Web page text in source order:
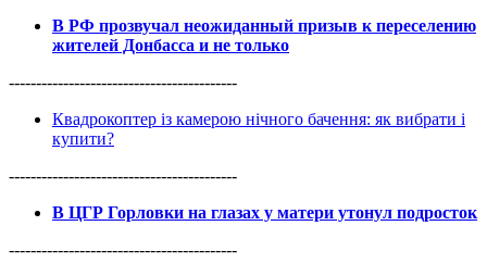
В РФ прозвучал неожиданный призыв к переселению
жителей Донбасса и не только
------------------------------------------
Квадрокоптер із камерою нічного бачення: як вибрати і
купити?
------------------------------------------
В ЦГР Горловки на глазах у матери утонул подросток
------------------------------------------